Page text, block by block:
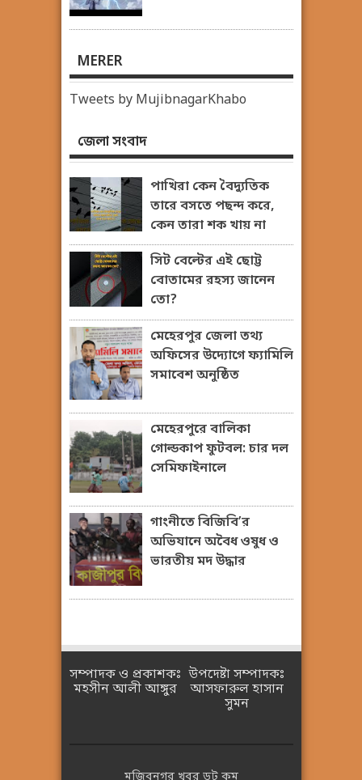
MERER
Tweets by MujibnagarKhabo
জেলা সংবাদ
পাখিরা কেন বৈদ্যুতিক
তারে বসতে পছন্দ করে,
কেন তারা শক খায় না
সিট বেল্টের এই ছোট্ট
বোতামের রহস্য জানেন
তো?
মেহেরপুর জেলা তথ্য
অফিসের উদ্যোগে ফ্যামিলি
সমাবেশ অনুষ্ঠিত
মেহেরপুরে বালিকা
গোল্ডকাপ ফুটবল: চার দল
সেমিফাইনালে
গাংনীতে বিজিবি’র
অভিযানে অবৈধ ওষুধ ও
ভারতীয় মদ উদ্ধার
সম্পাদক ও প্রকাশকঃ
মহসীন আলী আঙ্গুর
উপদেষ্টা সম্পাদকঃ
আসফারুল হাসান
সুমন
মুজিবনগর খবর ডট কম